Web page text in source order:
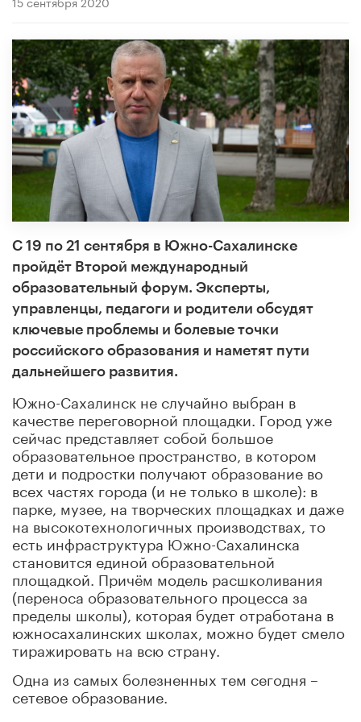
С 19 по 21 сентября в Южно-Сахалинске
пройдёт Второй международный
образовательный форум. Эксперты,
управленцы, педагоги и родители обсудят
ключевые проблемы и болевые точки
российского образования и наметят пути
дальнейшего развития.
Южно-Сахалинск не случайно выбран в
качестве переговорной площадки. Город уже
сейчас представляет собой большое
образовательное пространство, в котором
дети и подростки получают образование во
всех частях города (и не только в школе): в
парке, музее, на творческих площадках и даже
на высокотехнологичных производствах, то
есть инфраструктура Южно-Сахалинска
становится единой образовательной
площадкой. Причём модель расшколивания
(переноса образовательного процесса за
пределы школы), которая будет отработана в
южносахалинских школах, можно будет смело
тиражировать на всю страну.
Одна из самых болезненных тем сегодня –
сетевое образование.